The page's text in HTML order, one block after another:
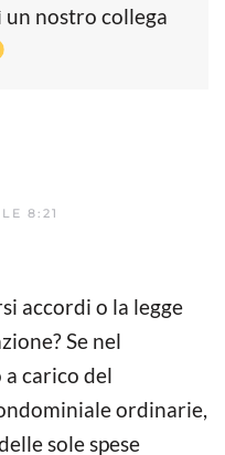
nostro collega
8:21
accordi o la legge
Se nel
carico del
ordinarie,
sole spese